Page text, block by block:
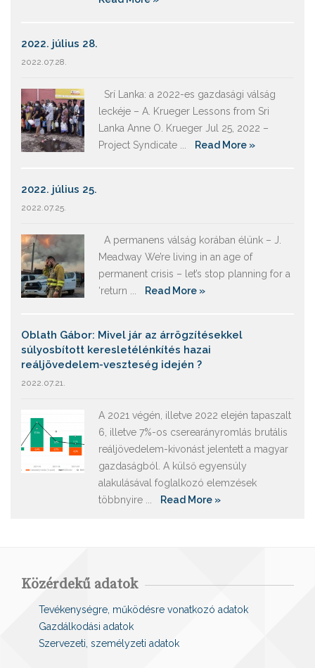
2022. július 28.
2022.07.28.
Srí Lanka: a 2022-es gazdasági válság
leckéje – A. Krueger Lessons from Sri
Lanka Anne O. Krueger Jul 25, 2022 –
Project Syndicate ...
Read More »
2022. július 25.
2022.07.25.
A permanens válság korában élünk – J.
Meadway We’re living in an age of
permanent crisis – let’s stop planning for a
‘return ...
Read More »
Oblath Gábor: Mivel jár az árrögzítésekkel
súlyosbított keresletélénkítés hazai
reáljövedelem-veszteség idején ?
2022.07.21.
A 2021 végén, illetve 2022 elején tapaszalt
6, illetve 7%-os cserearányromlás brutális
reáljövedelem-kivonást jelentett a magyar
gazdaságból. A külső egyensúly
alakulásával foglalkozó elemzések
többnyire ...
Read More »
Közérdekű adatok
Tevékenységre, működésre vonatkozó adatok
Gazdálkodási adatok
Szervezeti, személyzeti adatok